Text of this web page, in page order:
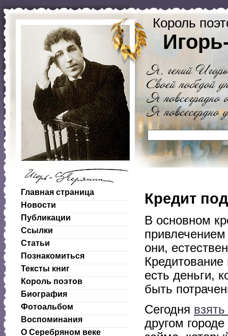
Король
Главная страница
Новости
Публикации
Ссылки
Статьи
Познакомиться
Тексты книг
Король поэтов
Биография
Фотоальбом
Воспоминания
О Серебряном веке
Кредит
В основном
они,
есть деньги,
быть
Сегодня
другом